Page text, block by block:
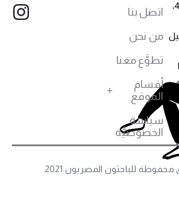
تدشينها في 4/8/2014،
اتصل بنا
من نحن
تطوَّع معنا
أقسام
الموقع
سياسة
الخصوصيَّة
للباحثون المصريون 2021